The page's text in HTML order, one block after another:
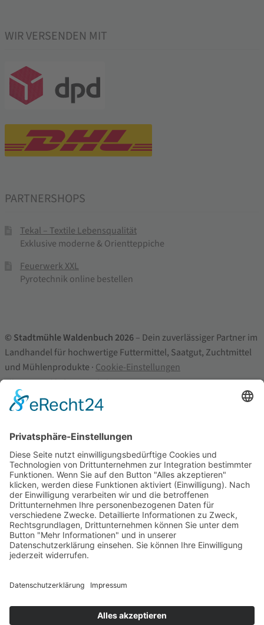
WIR VERSENDEN MIT
PARTNERSHOPS
Tekal – Textile Lebensqualität
Exklusive moderne & Orientteppiche
Feuerwerk XXL
Pyrotechnik online bestellen
© Stadtmühle Waldenbuch 2026– Dein zuverlässiger Partner im
Landhandel für hochwertige Futtermittel, Saatgut, Zuchtmittel
und Mühlenprodukte · Cookie-Einstellungen
Alle Preise inkl. der gesetzlichen MwSt.
Die durchgestrichenen Preise entsprechen dem bisherigen Preis in
diesem Online-Shop.